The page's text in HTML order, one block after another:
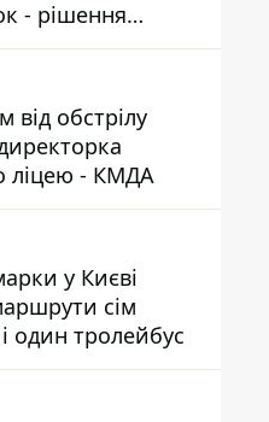
- рішення
суду
від обстрілу
ліцею - КМДА
у Києві
сім
один тролейбус